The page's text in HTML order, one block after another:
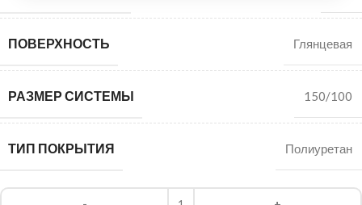
ПОВЕРХНОСТЬ Глянцевая
РАЗМЕР СИСТЕМЫ 150/100
ТИП ПОКРЫТИЯ Полиуретан
Alternative: